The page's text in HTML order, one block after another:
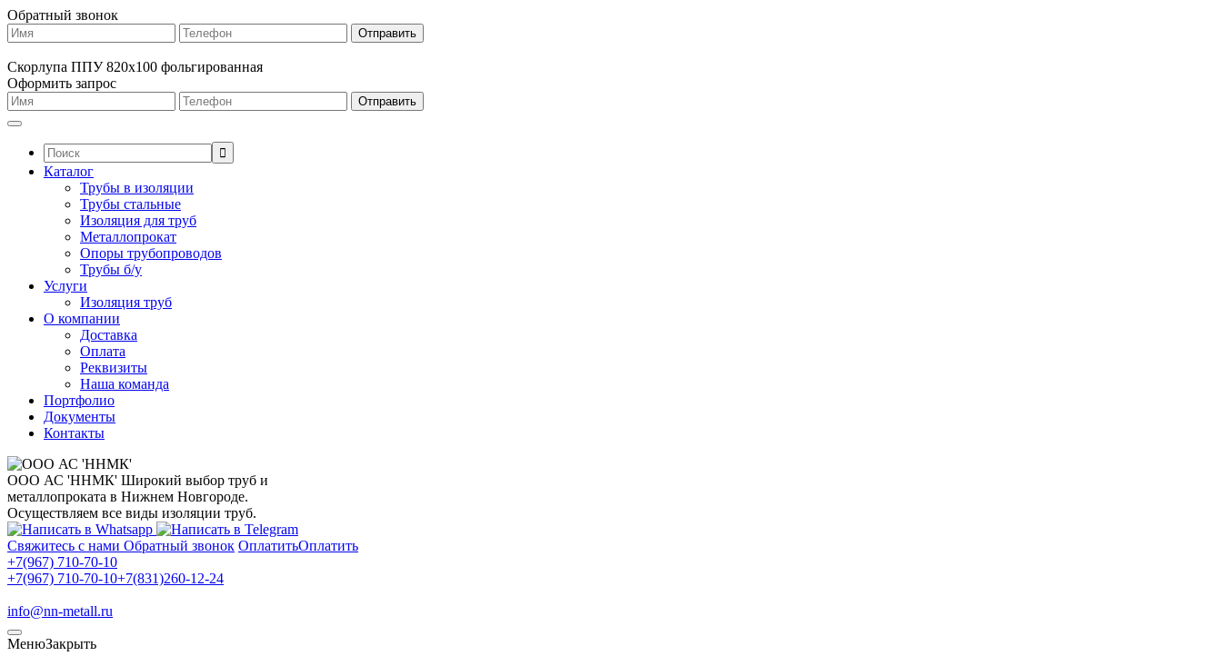
Обратный звонок
Скорлупа ППУ 820х100 фольгированная
Оформить запрос
Поиск:
Каталог
Трубы в изоляции
Трубы стальные
Изоляция для труб
Металлопрокат
Опоры трубопроводов
Трубы б/у
Услуги
Изоляция труб
О компании
Доставка
Оплата
Реквизиты
Наша команда
Портфолио
Документы
Контакты
ООО АС 'ННМК' Широкий выбор труб и
металлопроката в Нижнем Новгороде.
Осуществляем все виды изоляции труб.
Свяжитесь с нами Обратный звонок ОплатитьОплатить
+7(967) 710-70-10
+7(967) 710-70-10+7(831)260-12-24
info@nn-metall.ru
МенюЗакрыть